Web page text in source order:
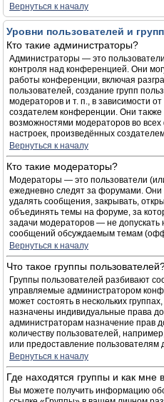
Вернуться к началу
Уровни пользователей и
Кто такие администраторы?
Администраторы — это
контроля над конференцией. Они
работы конференции, включая
пользователей, создание групп
модераторов и т. п., в зависимости
создателем конференции. Они также
возможностями модераторов во
настроек, произведённых
Вернуться к началу
Кто такие модераторы?
Модераторы — это пользователи
ежедневно следят за форумами. Они
удалять сообщения, закрывать,
объединять темы на форуме, за
задачи модераторов — не допускать
сообщений обсуждаемым темам
Вернуться к началу
Что такое группы
Группы пользователей разбивают
управляемые администратором
может состоять в нескольких
назначены индивидуальные права
администраторам назначение прав
количеству пользователей,
или предоставление
Вернуться к началу
Где находятся группы и как мне
Вы можете получить информацию